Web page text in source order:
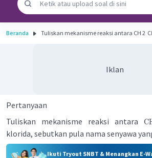
Beranda Tuliskan mekanisme reaksi antara CH 2 ​ Cl
Iklan
Pertanyaan
Tuliskan mekanisme reaksi antara
klorida, sebutkan pula nama senyawa
Ikuti Tryout SNBT & Menangkan E-